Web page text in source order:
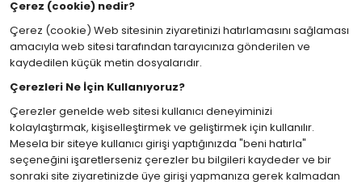
Çerez (cookie) nedir?
Çerez (cookie) Web sitesinin ziyaretinizi hatırlamasını sağlaması
amacıyla web sitesi tarafından tarayıcınıza gönderilen ve
kaydedilen küçük metin dosyalarıdır.
Çerezleri Ne İçin Kullanıyoruz?
Çerezler genelde web sitesi kullanıcı deneyiminizi
kolaylaştırmak, kişiselleştirmek ve geliştirmek için kullanılır.
Mesela bir siteye kullanıcı girişi yaptığınızda "beni hatırla"
seçeneğini işaretlerseniz çerezler bu bilgileri kaydeder ve bir
sonraki site ziyaretinizde üye girişi yapmanıza gerek kalmadan